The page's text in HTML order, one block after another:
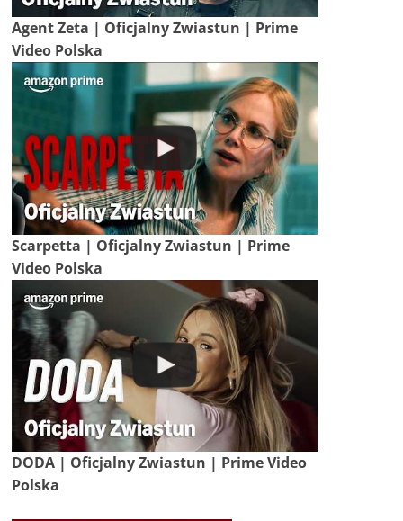
Agent Zeta | Oficjalny Zwiastun | Prime
Video Polska
Scarpetta | Oficjalny Zwiastun | Prime
Video Polska
DODA | Oficjalny Zwiastun | Prime Video
Polska